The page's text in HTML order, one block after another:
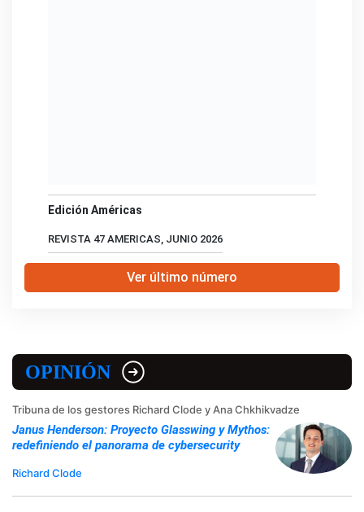
Edición Américas
REVISTA 47 AMERICAS, JUNIO 2026
Ver último número
OPINIÓN
Tribuna de los gestores Richard Clode y Ana Chkhikvadze
Janus Henderson: Proyecto Glasswing y Mythos:
redefiniendo el panorama de cybersecurity
Richard Clode